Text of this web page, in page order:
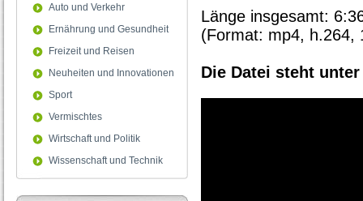
Auto und Verkehr
Ernährung und Gesundheit
Freizeit und Reisen
Neuheiten und Innovationen
Sport
Vermischtes
Wirtschaft und Politik
Wissenschaft und Technik
Länge insgesamt:
(Format: mp4, h.264,
Die Datei steht